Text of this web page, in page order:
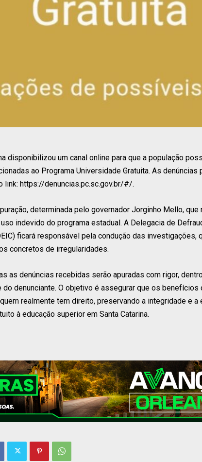
disponibilizou um canal online para que a população
ao Programa Universidade Gratuita. As
link: https://denuncias.pc.sc.gov.br/#/.
determinada pelo governador Jorginho Mello,
indevido do programa estadual. A Delegacia de
ficará responsável pela condução das investigações,
concretos de irregularidades.
as denúncias recebidas serão apuradas com rigor,
denunciante. O objetivo é assegurar que os benefícios
realmente tem direito, preservando a integridade e
à educação superior em Santa Catarina.